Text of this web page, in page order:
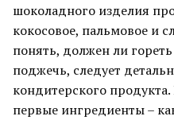
шоколадного изделия
кокосовое, пальмовое и
понять, должен ли
поджечь, следует
кондитерского
первые ингредиенты –